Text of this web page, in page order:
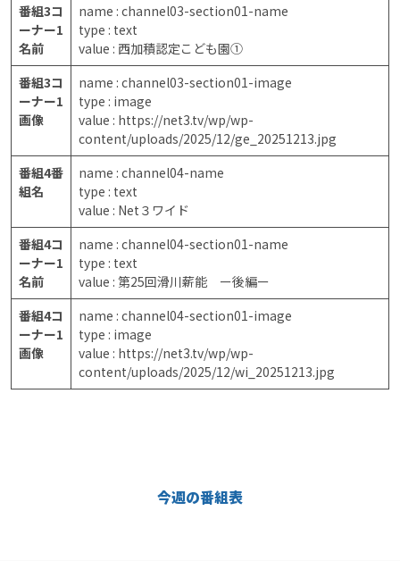
番組3コ
ーナー1
名前
name : channel03-section01-name
type : text
value : 西加積認定こども園①
番組3コ
ーナー1
画像
name : channel03-section01-image
type : image
value : https://net3.tv/wp/wp-
content/uploads/2025/12/ge_20251213.jpg
番組4番
組名
name : channel04-name
type : text
value : Net３ワイド
番組4コ
ーナー1
名前
name : channel04-section01-name
type : text
value : 第25回滑川薪能 ー後編ー
番組4コ
ーナー1
画像
name : channel04-section01-image
type : image
value : https://net3.tv/wp/wp-
content/uploads/2025/12/wi_20251213.jpg
今週の番組表